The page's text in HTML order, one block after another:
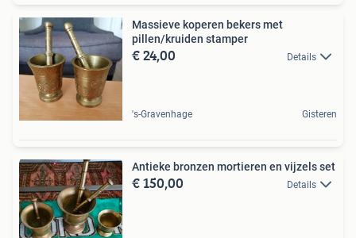
Massieve koperen bekers met
pillen/kruiden stamper
€ 24,00 Details
's-Gravenhage Gisteren
Antieke bronzen mortieren en vijzels set
€ 150,00 Details